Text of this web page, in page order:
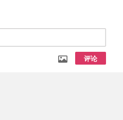
评论